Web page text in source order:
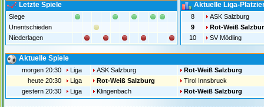
Letzte Spiele
Siege
Unentschieden
Niederlagen
Aktuelle Liga-
8
ASK Salzburg
9
Rot-Weiß
10
SV Mödling
Aktuelle Spiele
morgen 20:30 Liga ASK Salzburg
Rot-Weiß Salzburg
heute 20:30
Liga Rot-Weiß Salzburg
Tirol Innsbruck
gestern 20:30
Liga Klingenbach Rot-Weiß Salzburg